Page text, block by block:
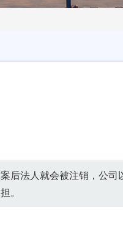
后法人就会被注销，公
。